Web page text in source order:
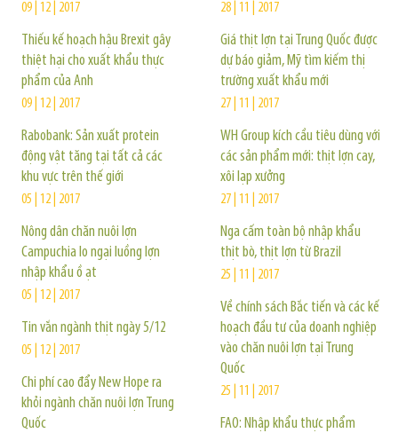
09 | 12 | 2017
Thiếu kế hoạch hậu Brexit gây
thiệt hại cho xuất khẩu thực
phẩm của Anh
09 | 12 | 2017
Rabobank: Sản xuất protein
động vật tăng tại tất cả các
khu vực trên thế giới
05 | 12 | 2017
Nông dân chăn nuôi lợn
Campuchia lo ngại luồng lợn
nhập khẩu ồ ạt
05 | 12 | 2017
Tin vắn ngành thịt ngày 5/12
05 | 12 | 2017
Chi phí cao đẩy New Hope ra
khỏi ngành chăn nuôi lợn Trung
Quốc
28 | 11 | 2017
Giá thịt lợn tại Trung Quốc được
dự báo giảm, Mỹ tìm kiếm thị
trường xuất khẩu mới
27 | 11 | 2017
WH Group kích cầu tiêu dùng với
các sản phẩm mới: thịt lợn cay,
xôi lạp xưởng
27 | 11 | 2017
Nga cấm toàn bộ nhập khẩu
thịt bò, thịt lợn từ Brazil
25 | 11 | 2017
Về chính sách Bắc tiến và các kế
hoạch đầu tư của doanh nghiệp
vào chăn nuôi lợn tại Trung
Quốc
25 | 11 | 2017
FAO: Nhập khẩu thực phẩm